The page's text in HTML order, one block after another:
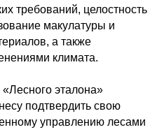
требований, целостность
макулатуры и
а также
климата.
эталона»
подтвердить свою
управлению лесами